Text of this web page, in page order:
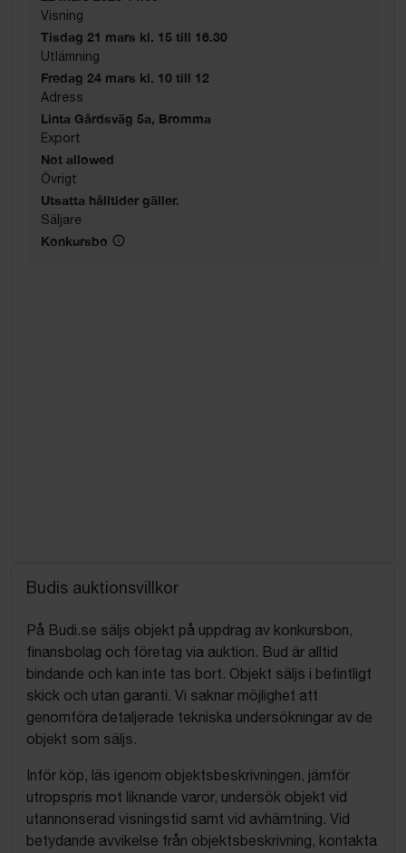
Visning
Tisdag 21 mars kl. 15 till 16.30
Utlämning
Fredag 24 mars kl. 10 till 12
Adress
Linta Gårdsväg 5a, Bromma
Export
Not allowed
Övrigt
Utsatta hålltider gäller.
Säljare
Konkursbo
Budis auktionsvillkor
På Budi.se säljs objekt på uppdrag av konkursbon,
finansbolag och företag via auktion. Bud är alltid
bindande och kan inte tas bort. Objekt säljs i befintligt
skick och utan garanti. Vi saknar möjlighet att
genomföra detaljerade tekniska undersökningar av de
objekt som säljs.
Inför köp, läs igenom objektsbeskrivningen, jämför
utropspris mot liknande varor, undersök objekt vid
utannonserad visningstid samt vid avhämtning. Vid
betydande avvikelse från objektsbeskrivning, kontakta